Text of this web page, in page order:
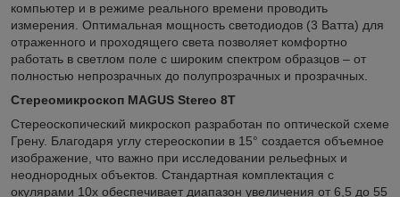
компьютер и в режиме реального времени проводить
измерения. Оптимальная мощность светодиодов (3 Ватта) для
отраженного и проходящего света позволяет комфортно
работать в светлом поле с широким спектром образцов – от
полностью непрозрачных до полупрозрачных и прозрачных.
Стереомикроскоп MAGUS Stereo 8T
Стереоскопический микроскоп разработан по оптической схеме
Грену. Благодаря углу стереоскопии в 15° создается объемное
изображение, что важно при исследовании рельефных и
неоднородных объектов. Стандартная комплектация с
окулярами 10x обеспечивает диапазон увеличения от 6,5 до 55